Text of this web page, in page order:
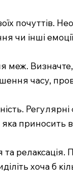
почуттів.
чи інші
Визначте,
часу,
яка
релаксація.
хоча б